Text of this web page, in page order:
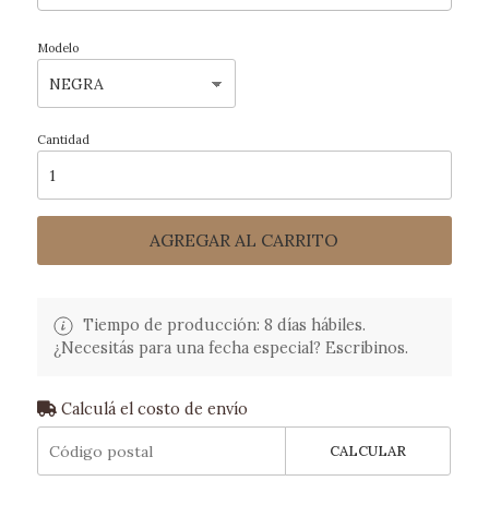
Modelo
Cantidad
AGREGAR AL CARRITO
Tiempo de producción: 8 días hábiles.
¿Necesitás para una fecha especial? Escribinos.
Calculá el costo de envío
CALCULAR